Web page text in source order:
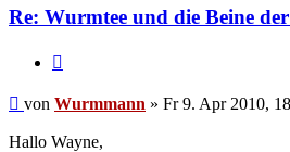
Re: Wurmtee und die Beine
Beitrag
von Wurmmann » Fr 9. Apr 2010,
Hallo Wayne,